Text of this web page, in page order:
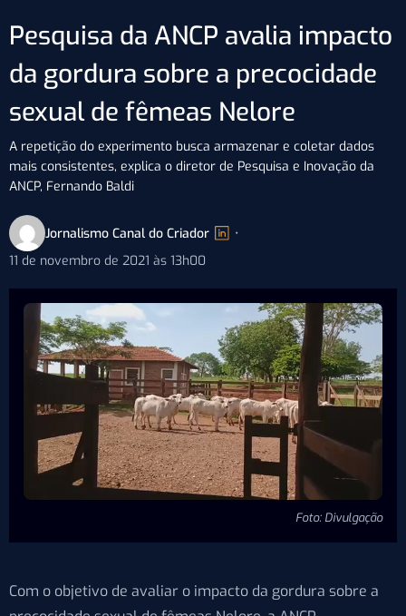
Pesquisa da ANCP avalia impacto
da gordura sobre a precocidade
sexual de fêmeas Nelore
A repetição do experimento busca armazenar e coletar dados
mais consistentes, explica o diretor de Pesquisa e Inovação da
ANCP, Fernando Baldi
Jornalismo Canal do Criador
•
11 de novembro de 2021 às 13h00
Foto: Divulgação
Com o objetivo de avaliar o impacto da gordura sobre a